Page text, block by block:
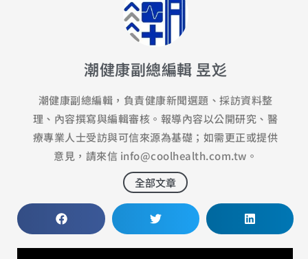
潮健康副總編輯 昱彣
潮健康副總編輯，負責健康新聞選題、採訪資料整
理、內容撰寫與編輯審核。報導內容以公開研究、醫
療專業人士受訪與可信來源為基礎；如需更正或提供
意見，請來信 info@coolhealth.com.tw。
全部文章